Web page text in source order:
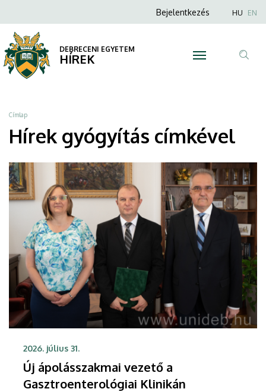
DEBRECENI
EGYETEM
a
tartalomra
Anonim
menüje
Bejelentkezés HU EN
DEBRECENI EGYETEM
HÍREK
Morzsa
Címlap
Hírek gyógyítás címkével
2026. július 31.
Új ápolásszakmai vezető a
Gasztroenterológiai Klinikán